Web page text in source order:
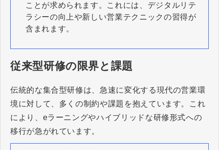
ことが求められます。これには、デジタルリテ
ラシーの向上や新しい営業テクニックの習得が
含まれます。
従来型研修の限界と課題
伝統的な集合型研修は、急速に変化する現代の営業環
境に対して、多くの制約や課題を抱えています。これ
により、eラーニングやハイブリッドな研修形式への
移行が急がれています。